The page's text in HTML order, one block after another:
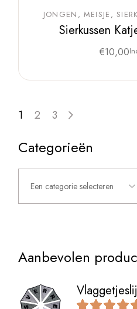
JONGEN MEISJE
Sierkussen
€10,00
1 2 3
Categorieën
Een
categorie
selecteren
Aanbevolen